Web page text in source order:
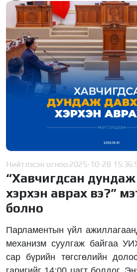
Нийтлэсэн огноо:2025-10-28
“Хавчигдсан
хэрхэн аврах вэ?”
болно
Парламентын үйл
механизм суулгаж байгаа
сар бүрийн төгсгөлийн